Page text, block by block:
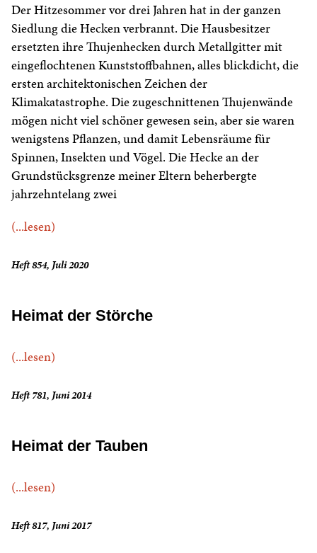
Der Hitzesommer vor drei Jahren hat in der ganzen
Siedlung die Hecken verbrannt. Die Hausbesitzer
ersetzten ihre Thujenhecken durch Metallgitter mit
eingeflochtenen Kunststoffbahnen, alles blickdicht, die
ersten architektonischen Zeichen der
Klimakatastrophe. Die zugeschnittenen Thujenwände
mögen nicht viel schöner gewesen sein, aber sie waren
wenigstens Pflanzen, und damit Lebensräume für
Spinnen, Insekten und Vögel. Die Hecke an der
Grundstücksgrenze meiner Eltern beherbergte
jahrzehntelang zwei
(...lesen)
Heft 854, Juli 2020
Heimat der Störche
(...lesen)
Heft 781, Juni 2014
Heimat der Tauben
(...lesen)
Heft 817, Juni 2017